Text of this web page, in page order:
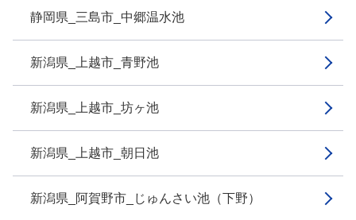
静岡県_三島市_中郷温水池
新潟県_上越市_青野池
新潟県_上越市_坊ヶ池
新潟県_上越市_朝日池
新潟県_阿賀野市_じゅんさい池（下野）